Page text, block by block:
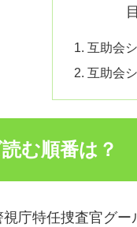
互助会
互助会
む順番は？
庁特任捜査官グー